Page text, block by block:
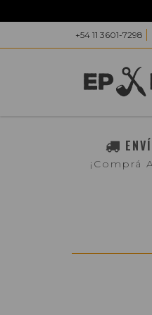
+54 11 3601-7298
¡Comprá